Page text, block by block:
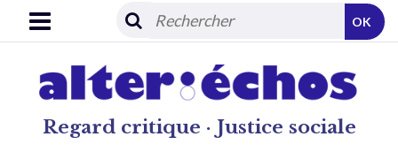
Regard critique · Justice sociale
OK